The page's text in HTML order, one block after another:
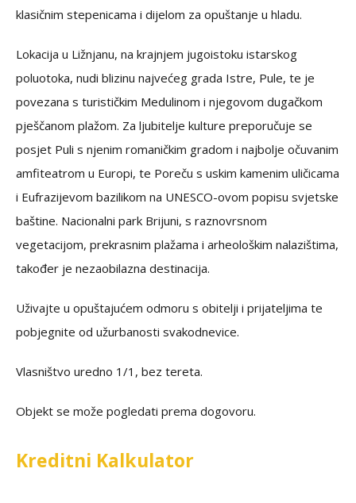
klasičnim stepenicama i dijelom za opuštanje u hladu.
Lokacija u Ližnjanu, na krajnjem jugoistoku istarskog
poluotoka, nudi blizinu najvećeg grada Istre, Pule, te je
povezana s turističkim Medulinom i njegovom dugačkom
pješčanom plažom. Za ljubitelje kulture preporučuje se
posjet Puli s njenim romaničkim gradom i najbolje očuvanim
amfiteatrom u Europi, te Poreču s uskim kamenim uličicama
i Eufrazijevom bazilikom na UNESCO-ovom popisu svjetske
baštine. Nacionalni park Brijuni, s raznovrsnom
vegetacijom, prekrasnim plažama i arheološkim nalazištima,
također je nezaobilazna destinacija.
Uživajte u opuštajućem odmoru s obitelji i prijateljima te
pobjegnite od užurbanosti svakodnevice.
Vlasništvo uredno 1/1, bez tereta.
Objekt se može pogledati prema dogovoru.
Kreditni Kalkulator